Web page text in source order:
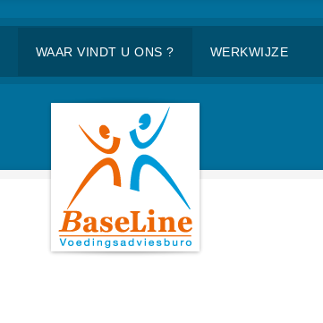
WAAR VINDT U ONS ? WERKWIJZE